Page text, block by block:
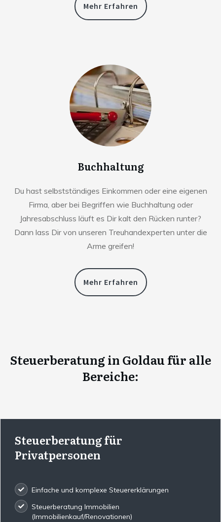
Mehr Erfahren
Buchhaltung
Du hast selbstständiges Einkommen oder eine eigenen
Firma, aber bei Begriffen wie Buchhaltung oder
Jahresabschluss läuft es Dir kalt den Rücken runter?
Dann lass Dir von unseren Treuhandexperten unter die
Arme greifen!
Mehr Erfahren
Steuerberatungin Goldau für alle
Bereiche:
Steuerberatung für
Privatpersonen
Einfache und komplexe Steuererklärungen
Steuerberatung Immobilien
(Immobilienkauf/Renovationen)